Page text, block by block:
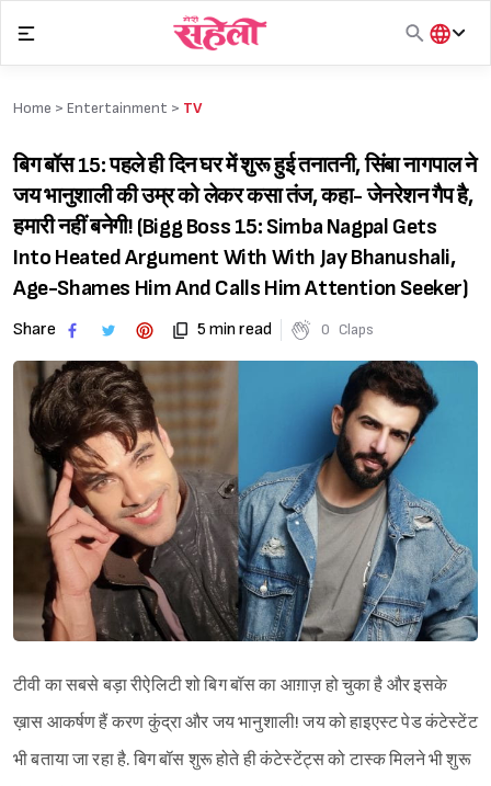
content
हिंदी
Home > Entertainment > TV
बिग बॉस 15: पहले ही दिन घर में शुरू हुई तनातनी, सिंबा नागपाल ने
जय भानुशाली की उम्र को लेकर कसा तंज, कहा- जेनरेशन गैप है,
हमारी नहीं बनेगी! (Bigg Boss 15: Simba Nagpal Gets
Into Heated Argument With With Jay Bhanushali,
Age-Shames Him And Calls Him Attention Seeker)
Share 5 min read 0 Claps
टीवी का सबसे बड़ा रीऐलिटी शो बिग बॉस का आग़ाज़ हो चुका है और इसके
ख़ास आकर्षण हैं करण कुंद्रा और जय भानुशाली! जय को हाइएस्ट पेड कंटेस्टेंट
भी बताया जा रहा है. बिग बॉस शुरू होते ही कंटेस्टेंट्स को टास्क मिलने भी शुरू